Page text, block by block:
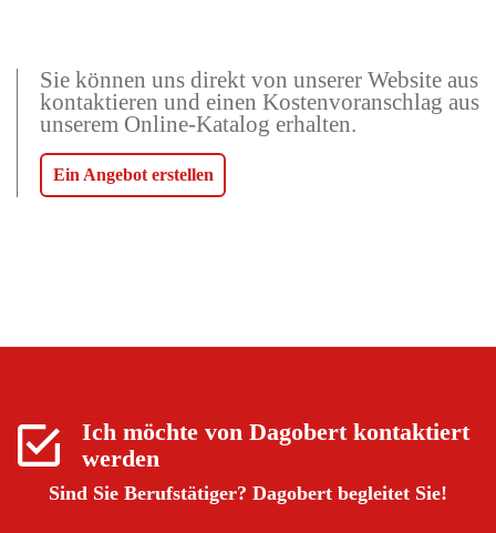
Sie können uns direkt von unserer Website aus
kontaktieren und einen Kostenvoranschlag aus
unserem Online-Katalog erhalten.
Ein Angebot erstellen
Ich möchte von Dagobertkontaktiert
werden
Sind Sie Berufstätiger? Dagobert begleitet Sie!